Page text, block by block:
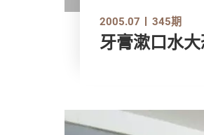
2005.07 345期
牙膏漱口水大